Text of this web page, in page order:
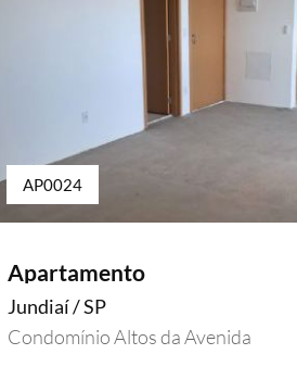
AP0024
Apartamento
Jundiaí / SP
Condomínio Altos da Avenida